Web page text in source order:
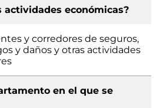
actividades económicas?
y corredores de seguros,
y daños y otras actividades
en el que se